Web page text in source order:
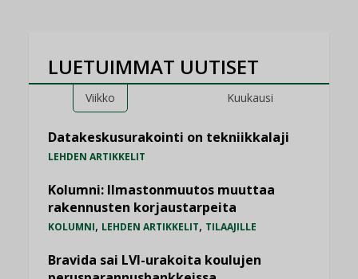
LUETUIMMAT UUTISET
Viikko Kuukausi
Datakeskusurakointi on tekniikkalaji
LEHDEN ARTIKKELIT
Kolumni: Ilmastonmuutos muuttaa
rakennusten korjaustarpeita
KOLUMNI, LEHDEN ARTIKKELIT, TILAAJILLE
Bravida sai LVI-urakoita koulujen